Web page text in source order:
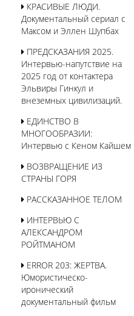
КРАСИВЫЕ ЛЮДИ.
Документальный сериал с
Максом и Эллен Шупбах
ПРЕДСКАЗАНИЯ 2025.
Интервью-напутствие на
2025 год от контактера
Эльвиры Гинкул и
внеземных цивилизаций.
ЕДИНСТВО В
МНОГООБРАЗИИ:
Интервью с Кеном Кайшем
ВОЗВРАЩЕНИЕ ИЗ
СТРАНЫ ГОРЯ
РАССКАЗАННОЕ ТЕЛОМ
ИНТЕРВЬЮ С
АЛЕКСАНДРОМ
РОЙТМАНОМ
ERROR 203: ЖЕРТВА.
Юмористическо-
иронический
документальный фильм